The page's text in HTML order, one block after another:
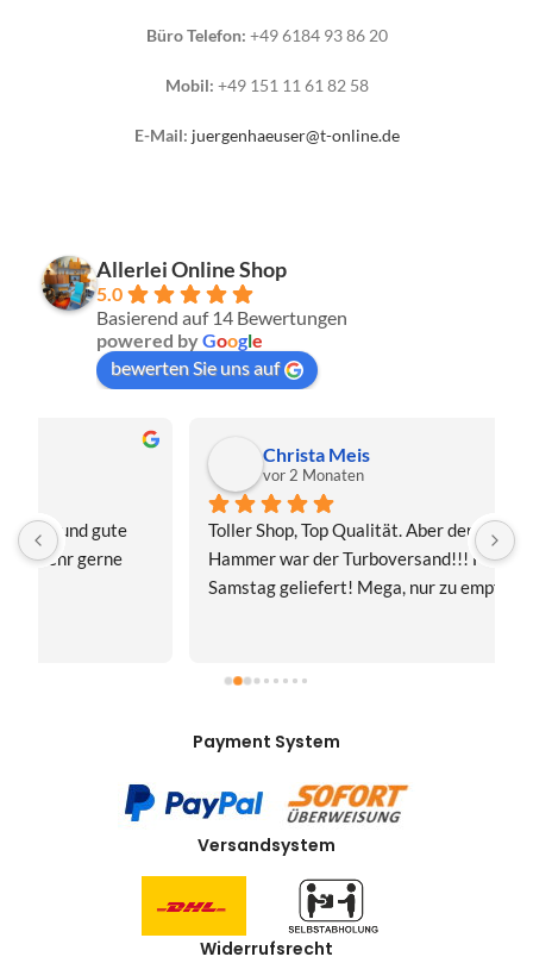
Büro Telefon: +49 6184 93 86 20
Mobil: +49 151 11 61 82 58
E-Mail: juergenhaeuser@t-online.de
Allerlei Online Shop
5.0
Basierend auf 14 Bewertungen
powered byGoogle
bewerten Sie uns auf
Christa Meis
vor 2 Monaten
Toller Shop, Top Qualität. Aber der absolute
Hammer war der Turboversand!!! Freitag bestellt,
Samstag geliefert! Mega, nur zu empfehlen👍
Payment System
Versandsystem
Widerrufsrecht